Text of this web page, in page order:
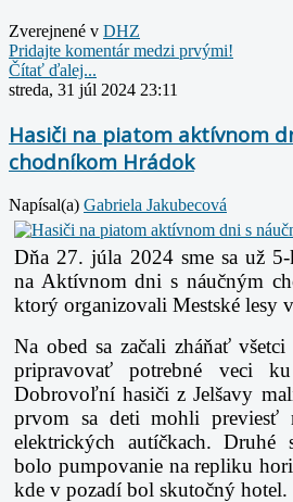
Zverejnené v DHZ
Pridajte komentár medzi prvými!
Čítať ďalej...
streda, 31 júl 2024 23:11
Hasiči na piatom aktívnom
chodníkom Hrádok
Napísal(a) Gabriela Jakubecová
Dňa 27. júla 2024 sme sa už
na Aktívnom dni s náučným
ktorý organizovali Mestské lesy v
Na obed sa začali zháňať všetci
pripravovať potrebné veci
Dobrovoľní hasiči z Jelšavy
prvom sa deti mohli previesť
elektrických autíčkach. Druhé
bolo pumpovanie na repliku
kde v pozadí bol skutočný hotel.